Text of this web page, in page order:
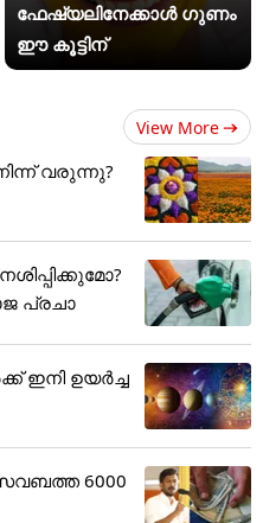
ഫേഷ്യലിനേക്കാൾ ​ഗുണം
ഈ കൂട്ടിന്
View More
വരുന്നു?
പ്രചാ
ഇനി ഉയർച്ച
6000